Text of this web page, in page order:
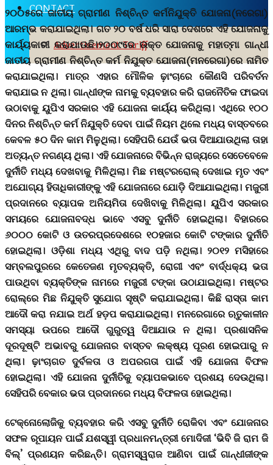
CONTACT
Advertisement Tariff
୨୦୦୫ରେ ଜାତୀୟ ଗ୍ରାମୀଣ ନିଶ୍ଚିନ୍ତ କର୍ମନିଯୁକ୍ତି ଯୋଜନା(ନରେଗା)
ଆରମ୍ଭ କରାଯାଇଥିଲା। ଗତ ୨୦ ବର୍ଷ ଧରି ସାରା ଦେଶରେ ଏହି ଯୋଜନାକୁ
କାର୍ୟ୍ୟକାରୀ କରାଯାଉଛି।୨୦୦୯ରେ ଉକ୍ତ ଯୋଜନାକୁ ମହାତ୍ମା ଗାନ୍ଧୀ
ଜାତୀୟ ଗ୍ରାମୀଣ ନିଶ୍ଚିନ୍ତ କର୍ମ ନିଯୁକ୍ତ ଯୋଜନା(ମନରେଗା)ରେ ନାମିତ
କରାଯାଇଥିଲା। ମାତ୍ର ଏହାର ମୌଳିକ ଢ଼ାଂଚାରେ କୌଣସି ପରିବର୍ତନ
କରାଯାଇ ନ ଥିଲା। ଗାନ୍ଧୀଙ୍କ ନାମକୁ ବ୍ୟବହାର କରି ରାଜନୈତିକ ଫାଇଦା
ଉଠାବାକୁ ୟୁପିଏ ସରକାର ଏହି ଯୋଜନା କାର୍ୟ୍ୟ କରିଥିଲା। ଏଥିରେ ୧୦୦
ଦିନର ନିଶ୍ଚିନ୍ତ କର୍ମ ନିଯୁକ୍ତି ଦେବା ପାଇଁ ନିୟମ ଥିଲେ ମଧ୍ୟ ବାସ୍ତବରେ
କେବଳ ୫୦ ଦିନ କାମ ମିଳୁଥିଲା। ସେହିପରି ଯେଉଁ ଭତା ଦିଆଯାଉଥିଲା ତାହା
ଅତ୍ୟନ୍ତ ନଗଣ୍ୟ ଥିଲା। ଏହି ଯୋଜନାରେ ବିଭିନ୍ନ ରାଜ୍ୟରେ ସେତେବେଳେ
ଦୁର୍ନୀତି ମଧ୍ୟ ଦେଖବାକୁ ମିଳିଥିଲା। ମିଛ ମଷ୍ଟରରୋଲ୍ ଦେଖାଇ ମୃତ ଏବଂ
ଅଯୋଗ୍ୟ ହିତାଧିକାରୀଙ୍କୁ ଏହି ଯୋଜନାରେ ଯୋଡ଼ି ଦିଆଯାଇଥିଲା। ମଜୁରୀ
ପ୍ରଦାନରେ ବ୍ୟାପକ ଅନିୟମିତା ଦେଖିବାକୁ ମିଳିଥିଲା। ୟୁପିଏ ସରକାର
ସମୟରେ ଯୋଜନାବଦ୍ଧ ଭାବେ ଏସବୁ ଦୁର୍ନୀତି ହୋଇଥିଲା। ବିହାରରେ
୬୦୦୦ କୋଟି ଓ ଉତରପ୍ରଦେଶରେ ୧୦ହଜାର କୋଟି ଟଙ୍କାର ଦୁର୍ନୀତି
ହୋଇଥିଲା। ଓଡ଼ିଶା ମଧ୍ୟ ଏଥିରୁ ବାଦ ପଡ଼ି ନଥିଲା। ୨୦୧୨ ମସିହାରେ
ସମ୍ବଲପୁରରେ କେତେଜଣ ମୃତବ୍ୟକ୍ତି, ରୋଗୀ ଏବଂ ବାର୍ଦ୍ଧକ୍ୟ ଭତା
ପାଉଥିବା ବ୍ୟକ୍ତିଙ୍କ ନାମରେ ମଜୁରୀ ଟଙ୍କା ଉଠାଯାଇଥିଲା। ମଷ୍ଟର
ରୋଲ୍‌ରେ ମିଛ ନିଯୁକ୍ତି ସୁଯୋଗ ସୃଷ୍ଟି କରାଯାଇଥିଲା। କିଛି ରାସ୍ତା କାମ
ଆଦୌ କରା ନଯାଇ ଅର୍ଥ ହଡ଼ପ କରାଯାଇଥିଲା। ମନରେଗାରେ ଋତୁକାଳୀନ
ସମସ୍ୟା ଉପରେ ଆଦୌ ଗୁରୁତ୍ୱ ଦିଆଯାଉ ନ ଥିଲା। ପ୍ରଶାସନିକ
ଦୂରଦୂଷ୍ଟି ଅଭାବରୁ ଯୋଜନାର ବାସ୍ତବ ଲକ୍ଷ୍ୟ ପୂରଣ ହୋଇପାରୁ ନ
ଥିଲା। ଢ଼ାଂଚାଗତ ଦୁର୍ବଳତା ଓ ଅପରଗତା ପାଇଁ ଏହି ଯୋଜନା ବିଫଳ
ହୋଇଥିଲା। ଏହି ଯୋଜନା ଦୁର୍ନୀତିକୁ ବ୍ୟାପକଭାବେ ପ୍ରଶୟ ଦେଉଥିଲା।
ସେହିପରି ବେକାର ଭତା ପ୍ରଦାନରେ ମଧ୍ୟ ବିଫଳତା ହୋଇଥିଲା।
ଟେକ୍ନୋଲୋଜିକୁ ବ୍ୟବହାର କରି ଏସବୁ ଦୁର୍ନୀତି ରୋକିବା ଏବଂ ଯୋଜନାର
ସଫଳ ରୂପାୟନ ପାଇଁ ଯଶସ୍ୱୀ ପ୍ରଧାନମନ୍ତ୍ରୀ ମୋଦିଜୀ ‘ଭିବି ଜି ରାମ ଜି
ବିଲ୍‌’ ପ୍ରଣୟନ କରିଛନ୍ତି। ଗ୍ରାମସ୍ୱରାଜ ଆଣିବା ପାଇଁ ଗାନ୍ଧୀଜୀଙ୍କ